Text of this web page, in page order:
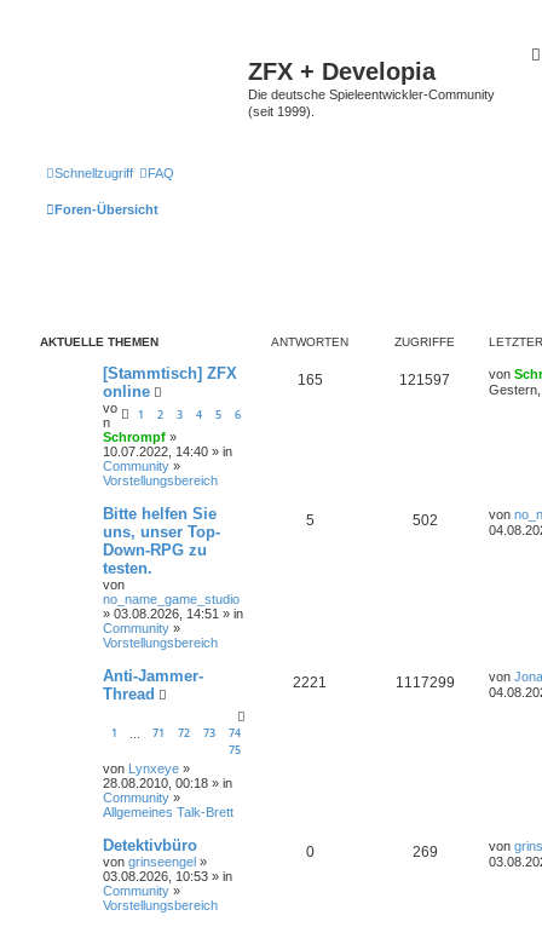
ZFX + Developia
Die deutsche Spieleentwickler-Community
(seit 1999).
Schnellzugriff FAQ
Foren-Übersicht
AKTUELLE THEMEN ANTWORTEN ZUGRIFFE
[Stammtisch] ZFX
online
1 2 3 4 5 6
vo
n
Schrompf »
10.07.2022, 14:40 » in
Community »
Vorstellungsbereich
165 121597 von
Bitte helfen Sie
uns, unser Top-
Down-RPG zu
testen.
von
no_name_game_studio
» 03.08.2026, 14:51 » in
Community »
Vorstellungsbereich
5 502 von
Anti-Jammer-
Thread
1 71 72 73
74
75
von Lynxeye »
28.08.2010, 00:18 » in
Community »
Allgemeines Talk-Brett
2221 1117299 von
Detektivbüro
von grinseengel »
03.08.2026, 10:53 » in
Community »
Vorstellungsbereich
0 269 von